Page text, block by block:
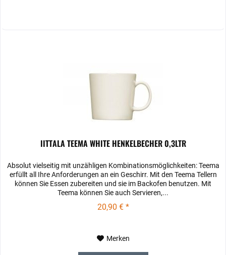
IITTALA TEEMA WHITE HENKELBECHER 0,3LTR
Absolut vielseitig mit unzähligen Kombinationsmöglichkeiten: Teema
erfüllt all Ihre Anforderungen an ein Geschirr. Mit den Teema­ Tellern
können Sie Essen zubereiten und sie im Backofen benutzen. Mit
Teema können Sie auch Servieren,...
20,90 € *
Merken